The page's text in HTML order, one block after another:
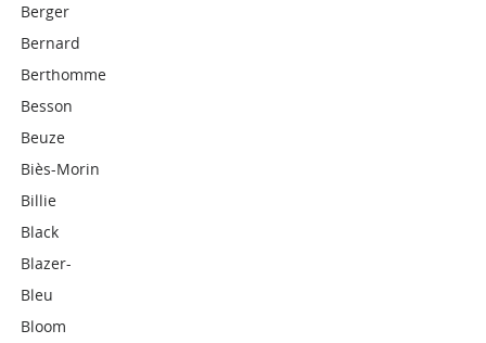
Berger
Bernard
Berthomme
Besson
Beuze
Biès-Morin
Billie
Black
Blazer-
Bleu
Bloom